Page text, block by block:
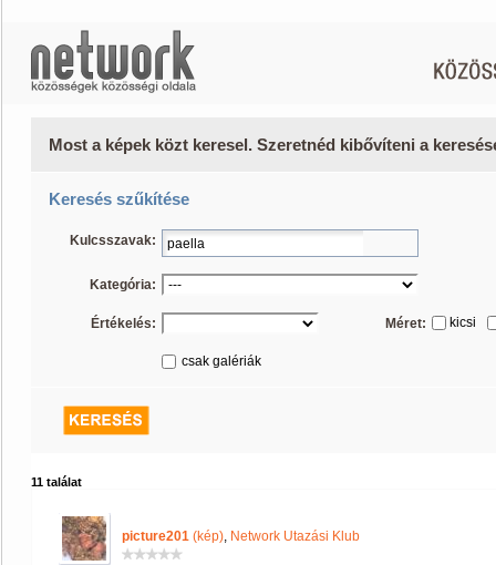
Most a képek közt keresel. Szeretnéd kibővíteni a
Keresés szűkítése
Kulcsszavak:
Kategória:
Értékelés: Méret: kicsi
csak galériák
11 találat
picture201 (kép), Network Utazási Klub